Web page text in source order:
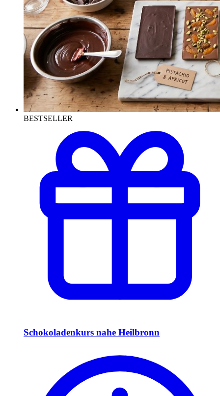
BESTSELLER
Schokoladenkurs nahe Heilbronn